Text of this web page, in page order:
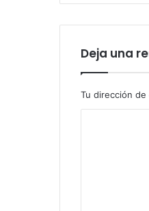
Deja una
Tu dirección